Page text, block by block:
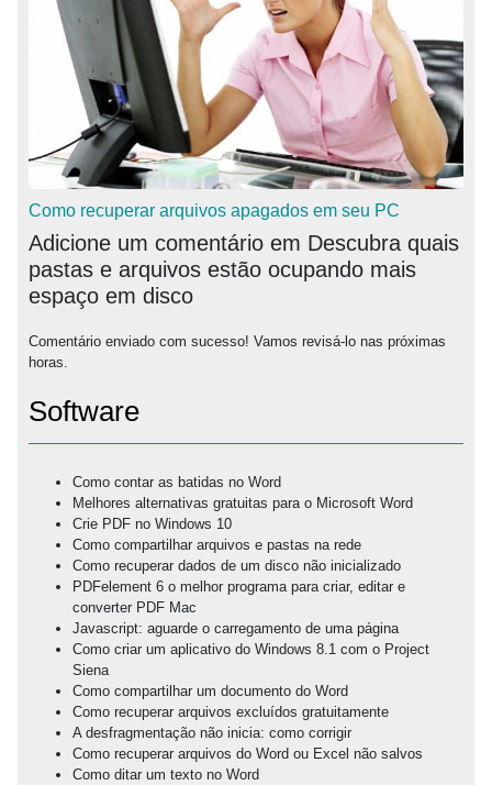
Como recuperar arquivos apagados em seu PC
Adicione um comentário em Descubra quais
pastas e arquivos estão ocupando mais
espaço em disco
Comentário enviado com sucesso! Vamos revisá-lo nas próximas
horas.
Software
Como contar as batidas no Word
Melhores alternativas gratuitas para o Microsoft Word
Crie PDF no Windows 10
Como compartilhar arquivos e pastas na rede
Como recuperar dados de um disco não inicializado
PDFelement 6 o melhor programa para criar, editar e
converter PDF Mac
Javascript: aguarde o carregamento de uma página
Como criar um aplicativo do Windows 8.1 com o Project
Siena
Como compartilhar um documento do Word
Como recuperar arquivos excluídos gratuitamente
A desfragmentação não inicia: como corrigir
Como recuperar arquivos do Word ou Excel não salvos
Como ditar um texto no Word